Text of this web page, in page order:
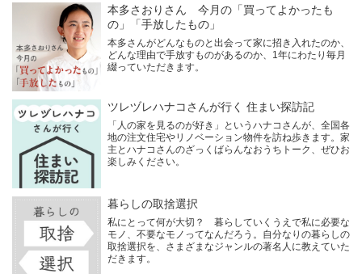
本多さおりさん 今月の「買ってよかったも
の」「手放したもの」
本多さんがどんなものと出会って家に招き入れたのか、
どんな理由で手放すものがあるのか、1年にわたり毎月
綴っていただきます。
ツレヅレハナコさんが行く 住まい探訪記
「人の家を見るのが好き」というハナコさんが、全国各
地の注文住宅やリノベーション物件を訪ね歩きます。家
主とハナコさんのざっくばらんなおうちトーク、ぜひお
楽しみください。
暮らしの取捨選択
私にとって何が大切？ 暮らしていくうえで私に必要な
モノ、不要なモノってなんだろう。自分なりの暮らしの
取捨選択を、さまざまなジャンルの著名人に教えていた
だきます。